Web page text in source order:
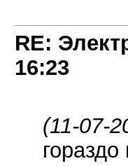
RE:
16:23
(11-07-